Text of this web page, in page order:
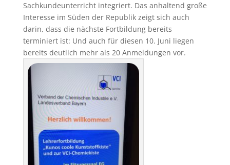
Sachkundeunterricht integriert. Das anhaltend große
Interesse im Süden der Republik zeigt sich auch
darin, dass die nächste Fortbildung bereits
terminiert ist: Und auch für diesen 10. Juni liegen
bereits deutlich mehr als 20 Anmeldungen vor.